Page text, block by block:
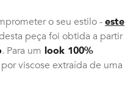
o seu estilo -este
peça foi obtida a partir
. Para um look 100%
viscose extraída de uma